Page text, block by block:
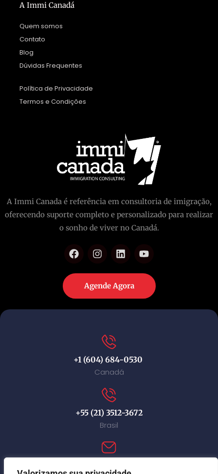
A Immi Canadá
Quem somos
Contato
Blog
Dúvidas Frequentes
Política de Privacidade
Termos e Condições
A Immi Canada é referência em consultoria de imigração,
oferecendo suporte completo e personalizado para realizar
o sonho de viver no Canadá.
Agende Agora
+1 (604) 684-0530
Canadá
+55 (21) 3512-3672
Brasil